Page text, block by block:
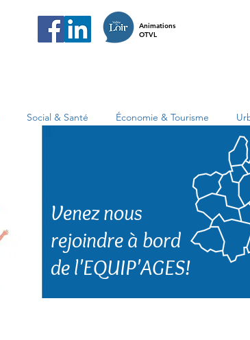
Animations
OTVL
Venez nous
rejoindre à bord
de l'EQUIP'AGES!
Social & Santé Économie & Tourisme